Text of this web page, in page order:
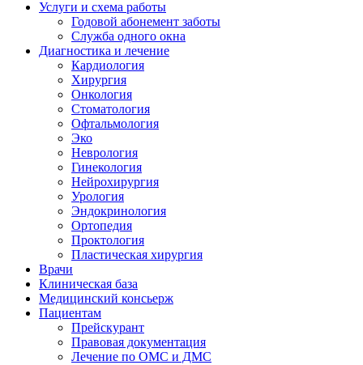
Услуги и схема работы
Годовой абонемент заботы
Служба одного окна
Диагностика и лечение
Кардиология
Хирургия
Онкология
Стоматология
Офтальмология
Эко
Неврология
Гинекология
Нейрохирургия
Урология
Эндокринология
Ортопедия
Проктология
Пластическая хирургия
Врачи
Клиническая база
Медицинский консьерж
Пациентам
Прейскурант
Правовая документация
Лечение по ОМС и ДМС